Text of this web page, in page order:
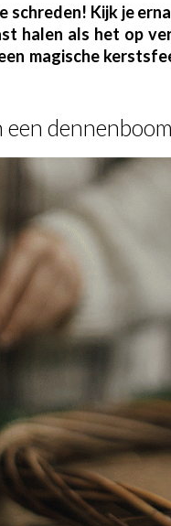
schreden! Kijk je
halen als het op
magische
dennenboom